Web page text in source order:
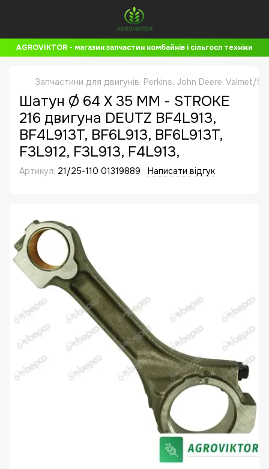
AGROVIKTOR - магазин запчастин комбайнів і сільгосп техніки
Запчастини для двигунів: Perkins, John Deere, Valmet/
Шатун Ø 64 X 35 MM - STROKE
216 двигуна DEUTZ BF4L913,
BF4L913T, BF6L913, BF6L913T,
F3L912, F3L913, F4L913,
Артикул: 21/25-110 01319889 Написати відгук